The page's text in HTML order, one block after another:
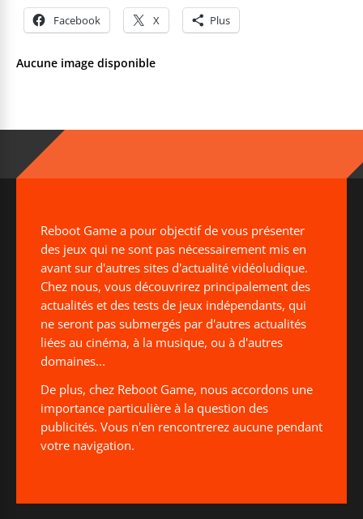
Facebook X Plus
Aucune image disponible
Reboot Game a pour objectif de vous présenter
des jeux qui ne sont pas nécessairement mis en
avant sur d'autres sites d'actualité vidéoludique.
Chez nous, vous découvrirez principalement des
actualités et des tests de jeux indépendants, qui
ne seront pas submergés par d'autres actualités
liées au cinéma, à la musique, ou à d'autres
domaines...
De plus, chez Reboot Game, nous accordons une
importance particulière à la question des
publicités. Vous n'en rencontrerez aucune pendant
votre navigation.